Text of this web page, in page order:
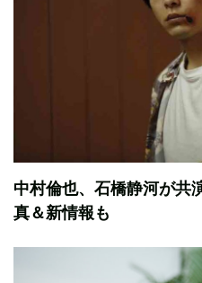
中村倫也、石橋静河が
真＆新情報も